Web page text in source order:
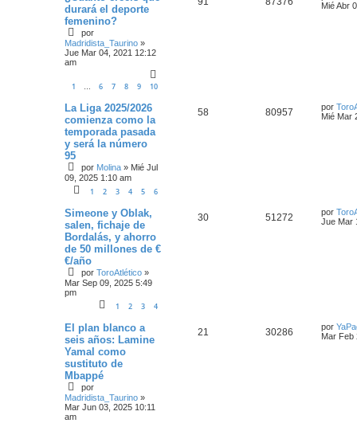
durará el deporte
femenino?
por
Madridista_Taurino »
Jue Mar 04, 2021 12:12
am
1 … 6 7 8 9 10
Mié Abr
La Liga 2025/2026
comienza como la
temporada pasada
y será la número
95
por Molina » Mié Jul
09, 2025 1:10 am
1 2 3 4 5 6
58 80957 por
Mié Mar
Simeone y Oblak,
salen, fichaje de
Bordalás, y ahorro
de 50 millones de €
€/año
por ToroAtlético »
Mar Sep 09, 2025 5:49
pm
1 2 3 4
30 51272 por
Jue Mar
El plan blanco a
seis años: Lamine
Yamal como
sustituto de
Mbappé
por
Madridista_Taurino »
Mar Jun 03, 2025 10:11
am
21 30286 por
Mar Feb